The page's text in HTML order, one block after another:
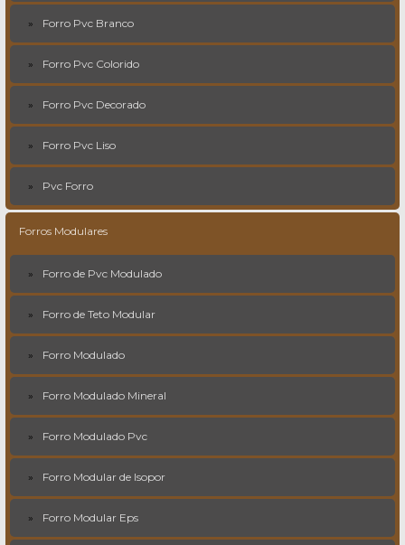
Forro Pvc Branco
Forro Pvc Colorido
Forro Pvc Decorado
Forro Pvc Liso
Pvc Forro
Forros Modulares
Forro de Pvc Modulado
Forro de Teto Modular
Forro Modulado
Forro Modulado Mineral
Forro Modulado Pvc
Forro Modular de Isopor
Forro Modular Eps